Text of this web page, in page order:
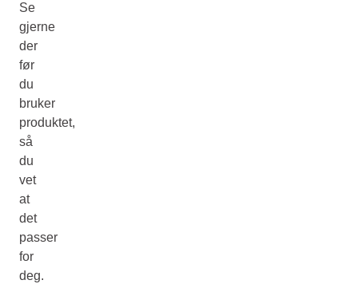
Se
gjerne
der
før
du
bruker
produktet,
så
du
vet
at
det
passer
for
deg.